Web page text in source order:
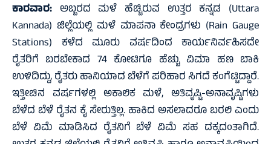
ಕಾರವಾರ: ಅಬ್ಬರದ ಮಳೆ ಹೆಚ್ಚಿರುವ ಉತ್ತರ ಕನ್ನಡ (Uttara
Kannada) ಜಿಲ್ಲೆಯಲ್ಲಿ ಮಳೆ ಮಾಪನಾ ಕೇಂದ್ರಗಳು (Rain Gauge
Stations) ಕಳೆದ ಮೂರು ವರ್ಷದಿಂದ ಕಾರ್ಯನಿರ್ವಹಿಸದೇ
ರೈತರಿಗೆ ಬರಬೇಕಾದ 74 ಕೋಟಿಗೂ ಹೆಚ್ಚು ವಿಮಾ ಹಣ ಬಾಕಿ
ಉಳಿದಿದ್ದು, ರೈತರು ಹಾನಿಯಾದ ಬೆಳೆಗೆ ಪರಿಹಾರ ಸಿಗದೆ ಕಂಗೆಟ್ಟಿದ್ದಾರೆ.
ಇತ್ತೀಚಿನ ವರ್ಷಗಳಲ್ಲಿ ಅಕಾಲಿಕ ಮಳೆ, ಅತಿವೃಷ್ಟಿ-ಅನಾವೃಷ್ಟಿಗಳು
ಬೆಳೆದ ಬೆಳೆ ರೈತನ ಕೈ ಸೇರುತ್ತಿಲ್ಲ. ಹಾಕಿದ ಅಸಲಾದರೂ ಬರಲಿ ಎಂದು
ಬೆಳೆ ವಿಮೆ ಮಾಡಿಸಿದ ರೈತನಿಗೆ ಬೆಳೆ ವಿಮೆ ಸಹ ದಕ್ಕದಂತಾಗಿದೆ.